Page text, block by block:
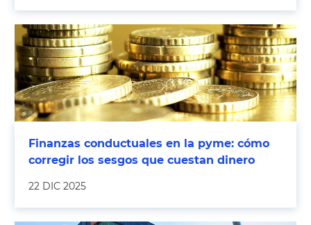
Finanzas conductuales en la pyme: cómo
corregir los sesgos que cuestan dinero
22 DIC 2025